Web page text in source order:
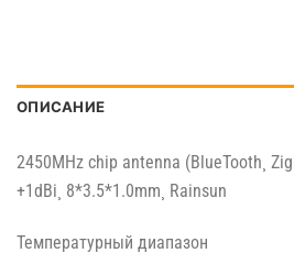
ОПИСАНИЕ
2450MHz chip antenna (BlueTooth¸
+1dBi¸ 8*3.5*1.0mm¸ Rainsun
Температурный диапазон